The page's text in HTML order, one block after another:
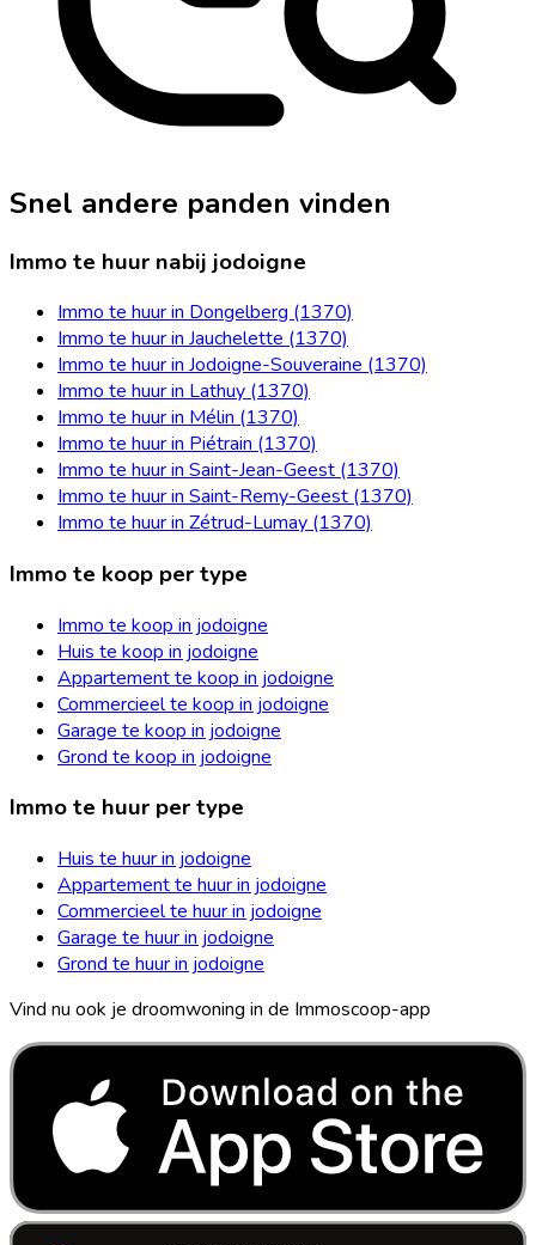
Snel andere panden vinden
Immo te huur nabij jodoigne
Immo te huur in Dongelberg (1370)
Immo te huur in Jauchelette (1370)
Immo te huur in Jodoigne-Souveraine (1370)
Immo te huur in Lathuy (1370)
Immo te huur in Mélin (1370)
Immo te huur in Piétrain (1370)
Immo te huur in Saint-Jean-Geest (1370)
Immo te huur in Saint-Remy-Geest (1370)
Immo te huur in Zétrud-Lumay (1370)
Immo te koop per type
Immo te koop in jodoigne
Huis te koop in jodoigne
Appartement te koop in jodoigne
Commercieel te koop in jodoigne
Garage te koop in jodoigne
Grond te koop in jodoigne
Immo te huur per type
Huis te huur in jodoigne
Appartement te huur in jodoigne
Commercieel te huur in jodoigne
Garage te huur in jodoigne
Grond te huur in jodoigne
Vind nu ook je droomwoning in de Immoscoop-app